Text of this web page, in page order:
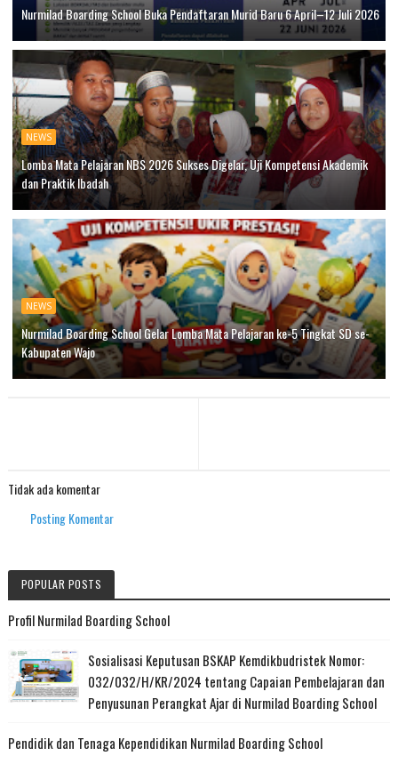
Nurmilad Boarding School Buka Pendaftaran Murid Baru 6 April–12 Juli 2026
NEWS
Lomba Mata Pelajaran NBS 2026 Sukses Digelar, Uji Kompetensi Akademik
dan Praktik Ibadah
NEWS
Nurmilad Boarding School Gelar Lomba Mata Pelajaran ke-5 Tingkat SD se-
Kabupaten Wajo
Tidak ada komentar
Posting Komentar
POPULAR POSTS
Profil Nurmilad Boarding School
Sosialisasi Keputusan BSKAP Kemdikbudristek Nomor:
032/032/H/KR/2024 tentang Capaian Pembelajaran dan
Penyusunan Perangkat Ajar di Nurmilad Boarding School
Pendidik dan Tenaga Kependidikan Nurmilad Boarding School